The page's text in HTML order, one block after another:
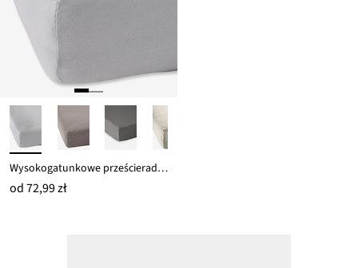
Wysokogatunkowe prześcieradło z dżerseju, z gumką
od72,99 zł